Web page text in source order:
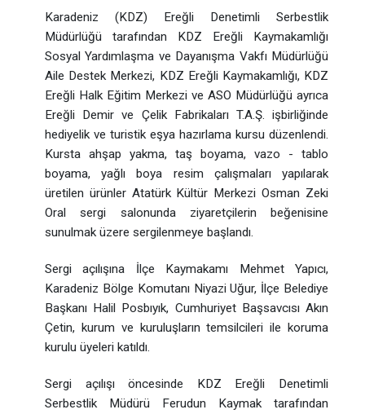
Karadeniz (KDZ) Ereğli Denetimli Serbestlik
Müdürlüğü tarafından KDZ Ereğli Kaymakamlığı
Sosyal Yardımlaşma ve Dayanışma Vakfı Müdürlüğü
Aile Destek Merkezi, KDZ Ereğli Kaymakamlığı, KDZ
Ereğli Halk Eğitim Merkezi ve ASO Müdürlüğü ayrıca
Ereğli Demir ve Çelik Fabrikaları T.A.Ş. işbirliğinde
hediyelik ve turistik eşya hazırlama kursu düzenlendi.
Kursta ahşap yakma, taş boyama, vazo - tablo
boyama, yağlı boya resim çalışmaları yapılarak
üretilen ürünler Atatürk Kültür Merkezi Osman Zeki
Oral sergi salonunda ziyaretçilerin beğenisine
sunulmak üzere sergilenmeye başlandı.
Sergi açılışına İlçe Kaymakamı Mehmet Yapıcı,
Karadeniz Bölge Komutanı Niyazi Uğur, İlçe Belediye
Başkanı Halil Posbıyık, Cumhuriyet Başsavcısı Akın
Çetin, kurum ve kuruluşların temsilcileri ile koruma
kurulu üyeleri katıldı.
Sergi açılışı öncesinde KDZ Ereğli Denetimli
Serbestlik Müdürü Ferudun Kaymak tarafından